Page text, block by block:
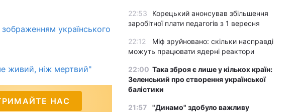
українського
живий, ніж мертвий"
НАС
22:53
Корецький анонсував збільшення
заробітної плати педагогів з 1 вересня
22:12
Міф зруйновано: скільки насправді
можуть працювати ядерні реактори
22:00 Така зброя є лише у кількох країн:
Зеленський про створення української
балістики
21:57
"Динамо" здобуло важливу